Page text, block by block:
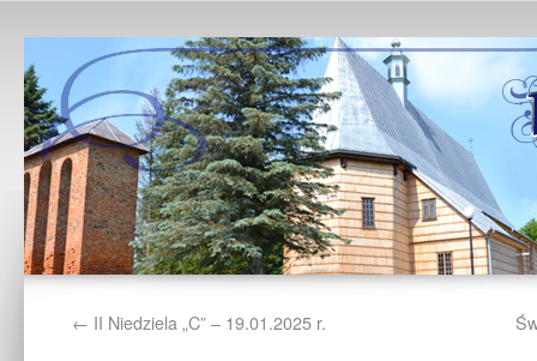
← II Niedziela „C” – 19.01.2025 r.